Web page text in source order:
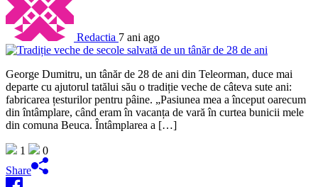
Redactia 7 ani ago
George Dumitru, un tânăr de 28 de ani din Teleorman, duce mai
departe cu ajutorul tatălui său o tradiție veche de câteva sute ani:
fabricarea țesturilor pentru pâine. „Pasiunea mea a început oarecum
din întâmplare, când eram în vacanța de vară în curtea bunicii mele
din comuna Beuca. Întâmplarea a […]
1
0
Share